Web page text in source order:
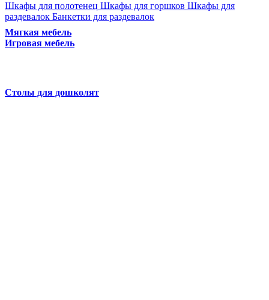
Шкафы для полотенец Шкафы для горшков Шкафы для
раздевалок Банкетки для раздевалок
Мягкая мебель
Игровая мебель
Столы для дошколят